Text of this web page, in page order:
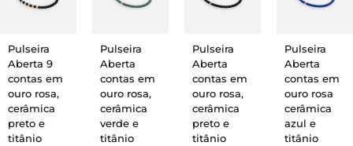
Pulseira
Aberta 9
contas em
ouro rosa,
cerâmica
preto e
titânio
Pulseira
Aberta
contas em
ouro rosa,
cerâmica
verde e
titânio
Pulseira
Aberta
contas em
ouro rosa,
cerâmica
preto e
titânio
Pulseira
Aberta
contas em
ouro rosa
cerâmica
azul e
titânio